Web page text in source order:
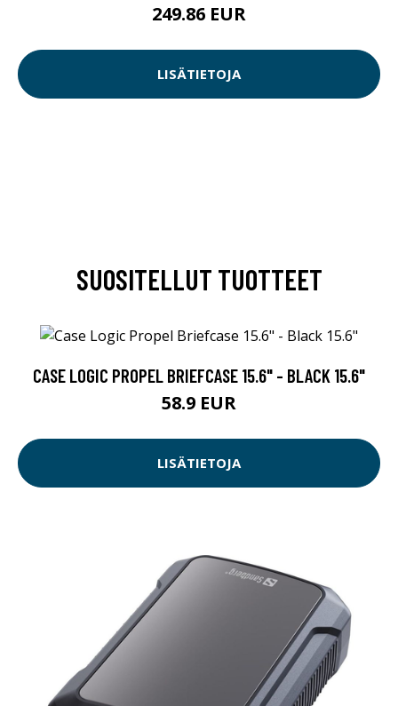
249.86 EUR
LISÄTIETOJA
SUOSITELLUT TUOTTEET
CASE LOGIC PROPEL BRIEFCASE 15.6" - BLACK 15.6"
58.9 EUR
LISÄTIETOJA